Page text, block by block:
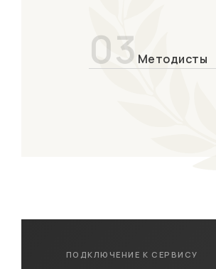
03 Методисты
ПОДКЛЮЧЕНИЕ К СЕРВИСУ